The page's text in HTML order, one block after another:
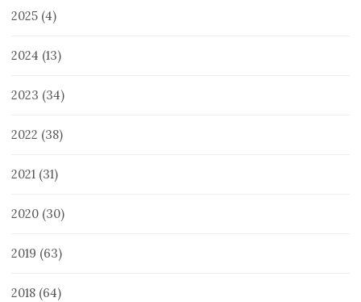
2025 (4)
2024 (13)
2023 (34)
2022 (38)
2021 (31)
2020 (30)
2019 (63)
2018 (64)